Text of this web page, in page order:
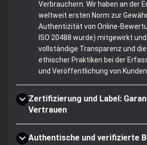
Verbrauchern. Wir haben an der
weltweit ersten Norm zur
Authentizität von Online-
ISO 20488 wurde) mitgewirkt
vollständige Transparenz und
ethischer Praktiken bei der
und Veröffentlichung von
Zertifizierung und Label:
Vertrauen
Authentische und verifizierte